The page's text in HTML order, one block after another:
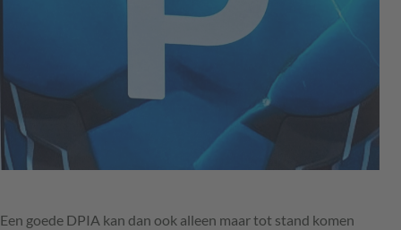
Een goede DPIA kan dan ook alleen maar tot stand komen